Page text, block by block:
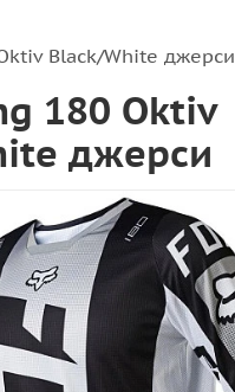
Black/White джерси
180 Oktiv
джерси